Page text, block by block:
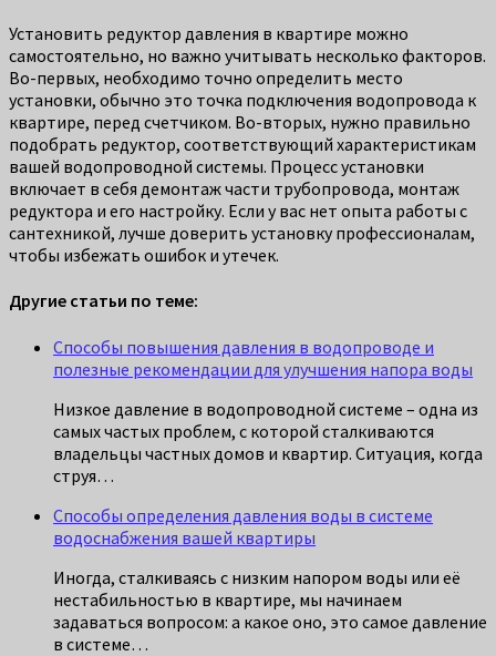
Установить редуктор давления в квартире можно
самостоятельно, но важно учитывать несколько факторов.
Во-первых, необходимо точно определить место
установки, обычно это точка подключения водопровода к
квартире, перед счетчиком. Во-вторых, нужно правильно
подобрать редуктор, соответствующий характеристикам
вашей водопроводной системы. Процесс установки
включает в себя демонтаж части трубопровода, монтаж
редуктора и его настройку. Если у вас нет опыта работы с
сантехникой, лучше доверить установку профессионалам,
чтобы избежать ошибок и утечек.
Другие статьи по теме:
Способы повышения давления в водопроводе и
полезные рекомендации для улучшения напора воды
Низкое давление в водопроводной системе – одна из
самых частых проблем, с которой сталкиваются
владельцы частных домов и квартир. Ситуация, когда
струя…
Способы определения давления воды в системе
водоснабжения вашей квартиры
Иногда, сталкиваясь с низким напором воды или её
нестабильностью в квартире, мы начинаем
задаваться вопросом: а какое оно, это самое давление
в системе…